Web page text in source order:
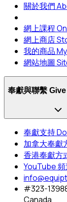
關於我們
網上課程
網上商店
我的商品
網站地圖
奉獻與聯繫
奉獻支持
加拿大奉獻
香港奉獻方
YouTube
#323-
Canada